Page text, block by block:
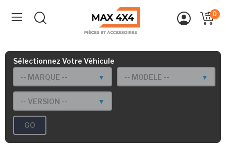
0
Sélectionnez Votre Véhicule
-- MARQUE --
▼ -- MODELE -- ▼
-- VERSION -- ▼
GO